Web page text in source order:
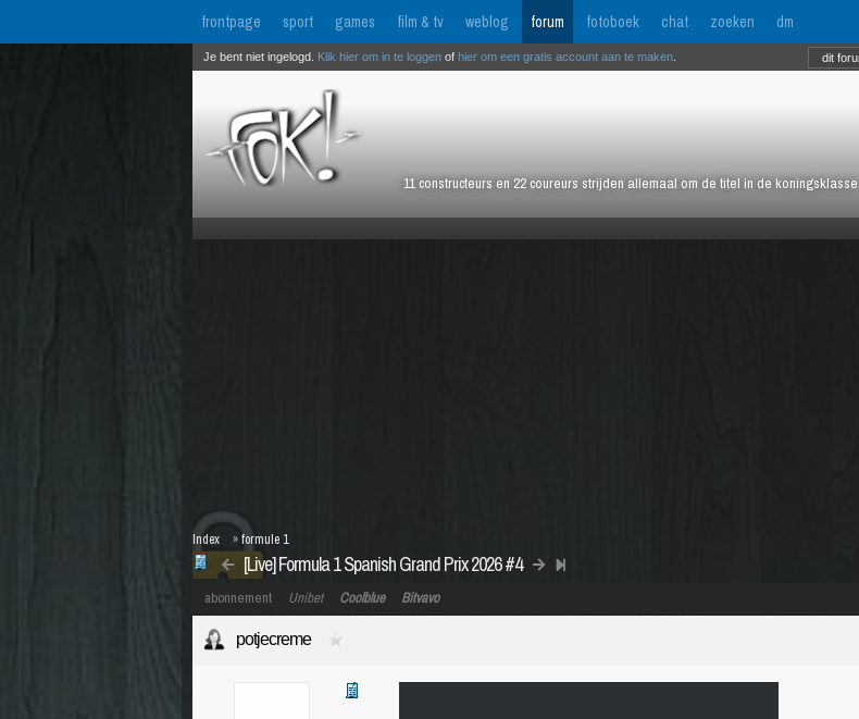
frontpage sport games film & tv weblog forum fotoboek chat zoeken dm
11 constructeurs en 22 coureurs strijden allemaal om de titel in de
Je bent niet ingelogd. Klik hier om in te loggen of hier om een gratis account aan te maken
[Live] Formula 1 Spanish Grand Prix 2026 #4
Index »formule 1
abonnement Unibet Coolblue Bitvavo
potjecreme